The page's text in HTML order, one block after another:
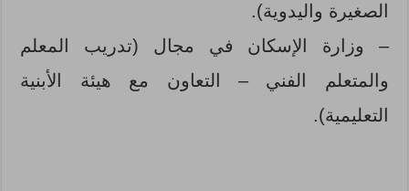
الصغيرة واليدوية).
– وزارة الإسكان في مجال (تدريب المعلم
والمتعلم الفني – التعاون مع هيئة الأبنية
التعليمية).